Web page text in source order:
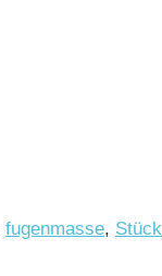
fugenmasse, Stück